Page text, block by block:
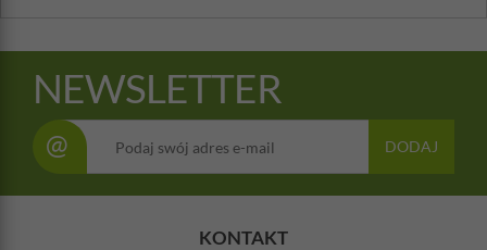
NEWSLETTER
@ DODAJ
KONTAKT